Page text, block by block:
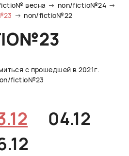
CHINESE
весна
non/fictio№24
non/fictio№22
с прошедшей в 2021г.
fictio№23
04.12